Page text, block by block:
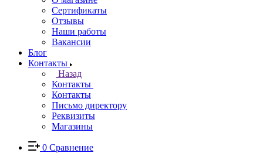
Сертификаты
Отзывы
Наши работы
Вакансии
Блог
Контакты
Назад
Контакты
Контакты
Письмо директору
Реквизиты
Магазины
0 Сравнение